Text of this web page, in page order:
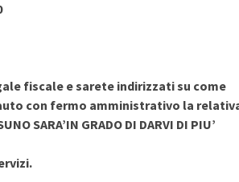
fiscale e sarete indirizzati su come
con fermo amministrativo la
SARA’IN GRADO DI DARVI DI PIU’